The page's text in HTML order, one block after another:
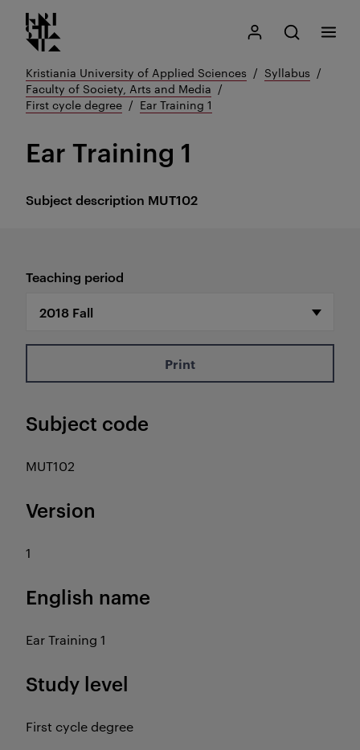
Go
to
content
Kristiania logo
My Kristiania
Open search
Search
Menu
Kristiania University of Applied Sciences
Syllabus
Faculty of Society, Arts and Media
First cycle degree
Ear Training 1
Subject description MUT102
Ear Training 1
Teaching period
Print
Subject code
MUT102
Version
1
English name
Ear Training 1
Study level
First cycle degree